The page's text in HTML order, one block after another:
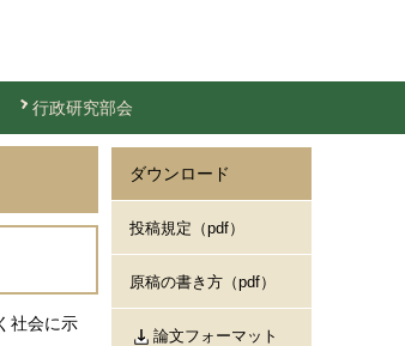
行政研究部会
社会に示
ダウンロード
投稿規定（pdf）
原稿の書き方（pdf）
論文フォーマット